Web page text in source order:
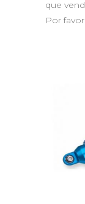
que
Por